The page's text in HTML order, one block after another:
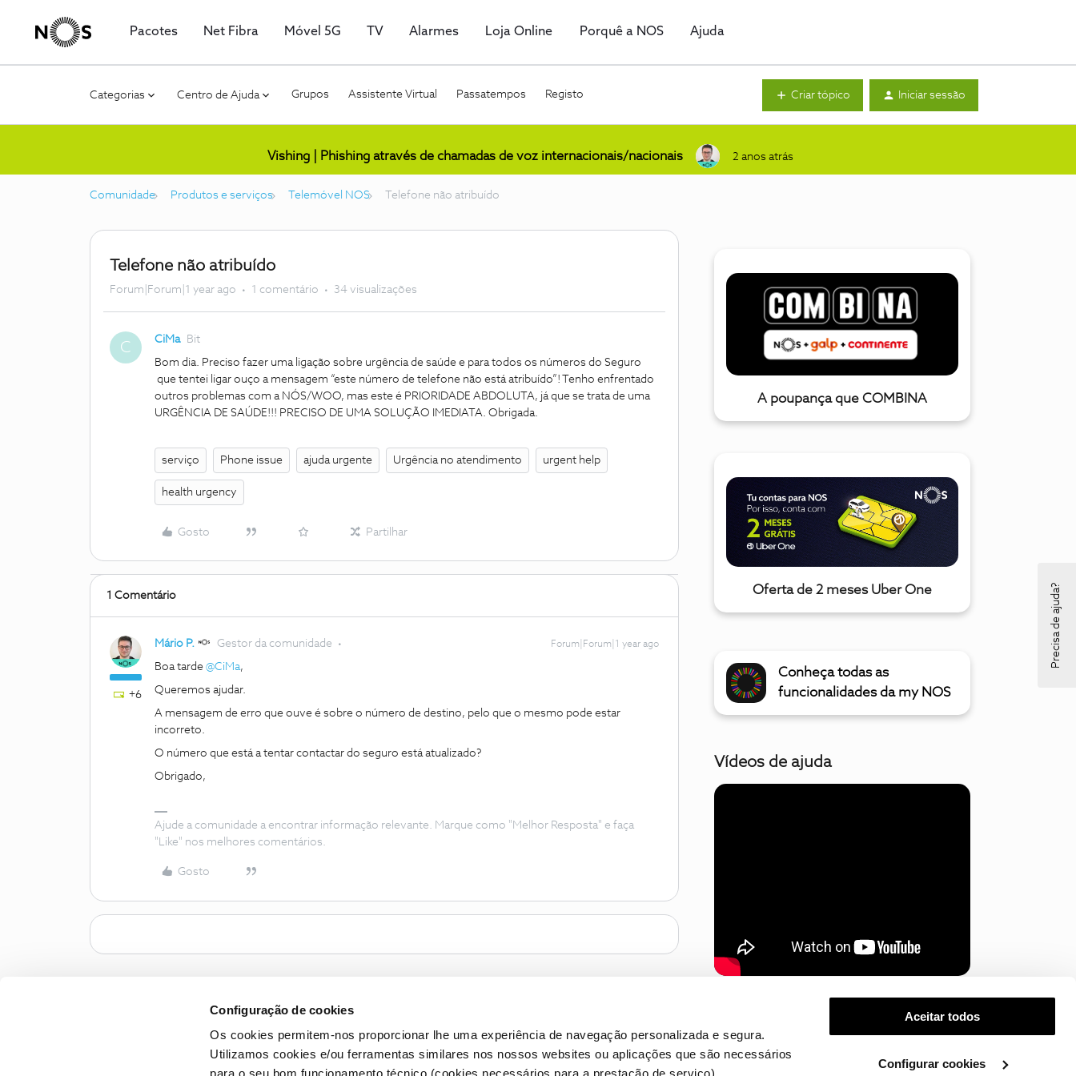
Configuração de cookies
Os cookies permitem-nos proporcionar lhe uma experiência de navegação personalizada e segura.
Utilizamos cookies e/ou ferramentas similares nos nossos websites ou aplicações que são necessários
Aceitar todos
Configurar cookies
Pacotes Net Fibra Móvel 5G TV Alarmes Loja Online Porquê a NOS Ajuda
Categorias Centro de Ajuda Grupos Assistente Virtual Passatempos Registo Criar tópico Iniciar sessão
Vishing | Phishing através de chamadas de voz internacionais/nacionais 2 anos atrás
Comunidade Produtos e serviços Telemóvel NOS Telefone não atribuído
Telefone não atribuído
Forum|Forum|1 year ago 1 comentário 34 visualizações
C CiMa Bit
Bom dia. Preciso fazer uma ligação sobre urgência de saúde e para todos os números do Seguro
que tentei ligar ouço a mensagem “este número de telefone não está atribuído”! Tenho enfrentado
outros problemas com a NÓS/WOO, mas este é PRIORIDADE ABDOLUTA, já que se trata de uma
URGÊNCIA DE SAÚDE!!! PRECISO DE UMA SOLUÇÃO IMEDIATA. Obrigada.
serviço Phone issue ajuda urgente Urgência no atendimento urgent help
health urgency
Gosto Partilhar
1 Comentário
+6
Mário P. Gestor da comunidade Forum|Forum|1 year ago
Boa tarde ​ @CiMa,
Queremos ajudar.
A mensagem de erro que ouve é sobre o número de destino, pelo que o mesmo pode estar
incorreto.
O número que está a tentar contactar do seguro está atualizado?
Obrigado,
Ajude a comunidade a encontrar informação relevante. Marque como "Melhor Resposta" e faça
"Like" nos melhores comentários.
Gosto
A poupança que COMBINA
Oferta de 2 meses Uber One
Conheça todas as
funcionalidades da my NOS
Vídeos de ajuda
Precisa de ajuda?